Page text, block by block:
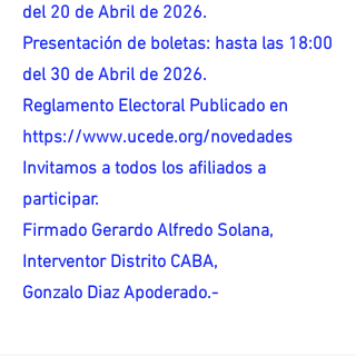
del 20 de Abril de 2026.
Presentación de boletas: hasta las 18:00
del 30 de Abril de 2026.
Reglamento Electoral Publicado en
https://www.ucede.org/novedades
Invitamos a todos los afiliados a
participar.
Firmado Gerardo Alfredo Solana,
Interventor Distrito CABA,
Gonzalo Diaz Apoderado.-